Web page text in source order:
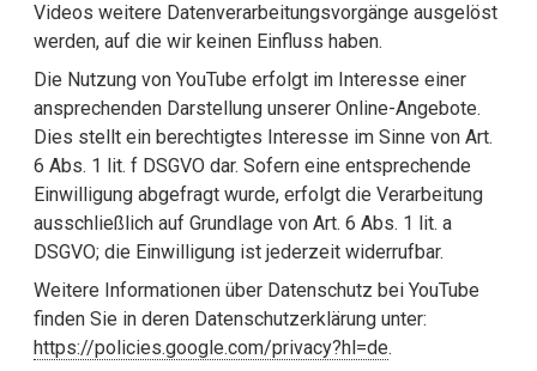
Videos weitere Datenverarbeitungsvorgänge ausgelöst
werden, auf die wir keinen Einfluss haben.
Die Nutzung von YouTube erfolgt im Interesse einer
ansprechenden Darstellung unserer Online-Angebote.
Dies stellt ein berechtigtes Interesse im Sinne von Art.
6 Abs. 1 lit. f DSGVO dar. Sofern eine entsprechende
Einwilligung abgefragt wurde, erfolgt die Verarbeitung
ausschließlich auf Grundlage von Art. 6 Abs. 1 lit. a
DSGVO; die Einwilligung ist jederzeit widerrufbar.
Weitere Informationen über Datenschutz bei YouTube
finden Sie in deren Datenschutzerklärung unter:
https://policies.google.com/privacy?hl=de.